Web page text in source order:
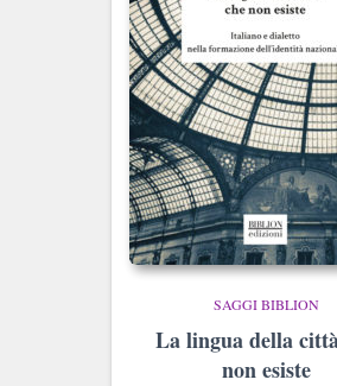
SAGGI BIBLION
La lingua della
non esiste